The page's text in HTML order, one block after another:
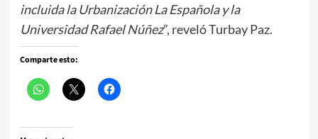
incluida la Urbanización La Española y la
Universidad Rafael Núñez”, reveló Turbay Paz.
Comparte esto: